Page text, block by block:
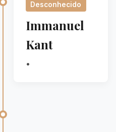
Desconhecido
Immanuel
Kant
•